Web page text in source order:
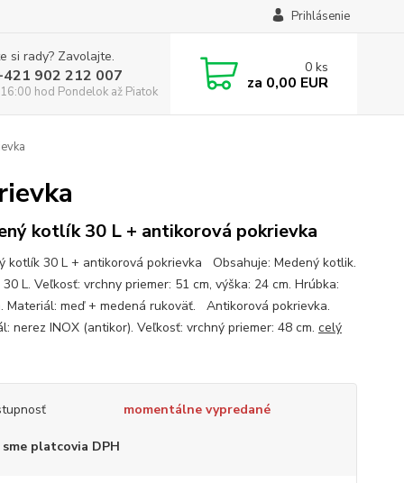
Prihlásenie
si rady? Zavolajte.
902 212 007
hod Pondelok až Piatok
0 ks
za 0,00 EUR
kotlík 30 L + antikorová pokrievka
kotlík 30 L + antikorová pokrievka Obsahuje: Medený kotlik.
30 L. Veľkosť: vrchny priemer: 51 cm, výška: 24 cm. Hrúbka:
Materiál: meď + medená rukoväť. Antikorová pokrievka.
nerez INOX (antikor). Veľkosť: vrchný priemer: 48 cm. celý
momentálne vypredané
sme platcovia DPH